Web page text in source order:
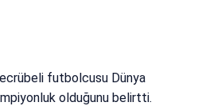
futbolcusu Dünya
olduğunu belirtti.